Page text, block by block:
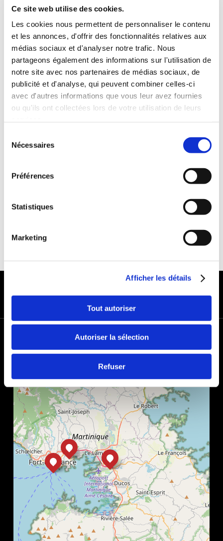
Ce site web utilise des cookies.
Les cookies nous permettent de personnaliser le contenu
et les annonces, d'offrir des fonctionnalités relatives aux
médias sociaux et d'analyser notre trafic. Nous
partageons également des informations sur l'utilisation de
notre site avec nos partenaires de médias sociaux, de
publicité et d'analyse, qui peuvent combiner celles-ci
avec d'autres informations que vous leur avez fournies
ou qu'ils ont collectées lors de votre utilisation de leurs
Nécessaires
Préférences
Statistiques
Marketing
Afficher les détails
Tout autoriser
Autoriser la sélection
Refuser
INCLUS À LA LOCATION
Killométrage illimité
Assurance tous risques (hors franchise)
Carburant : plein à rendre plein
CONDITIONS DE LOCATION
Age minimum :20 ans
Années de permis :2 ans
Caution :1000 €
MODES DE PAIEMENT
−